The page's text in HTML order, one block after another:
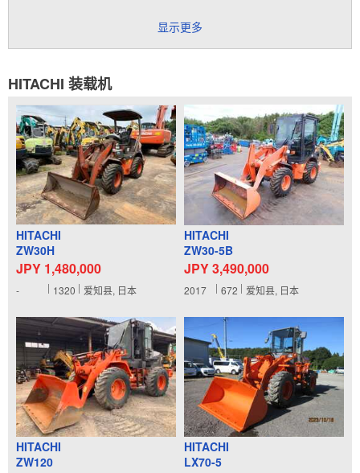
显示更多
HITACHI 装载机
HITACHI
ZW30H
JPY 1,480,000
- 1320 爱知县, 日本
HITACHI
ZW30-5B
JPY 3,490,000
2017 672 爱知县, 日本
HITACHI
ZW120
HITACHI
LX70-5